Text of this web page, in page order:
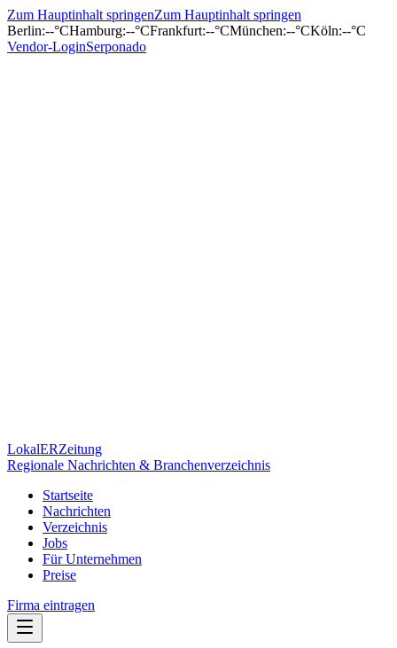
Zum Hauptinhalt springenZum Hauptinhalt springen
Berlin:--°CHamburg:--°CFrankfurt:--°CMünchen:--°CKöln:--°C
Vendor-LoginSerponado
LokalERZeitung
Regionale Nachrichten & Branchenverzeichnis
Startseite
Nachrichten
Verzeichnis
Jobs
Für Unternehmen
Preise
Firma eintragen